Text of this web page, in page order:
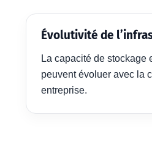
Évolutivité de
La capacité de stockage
peuvent évoluer avec la
entreprise.